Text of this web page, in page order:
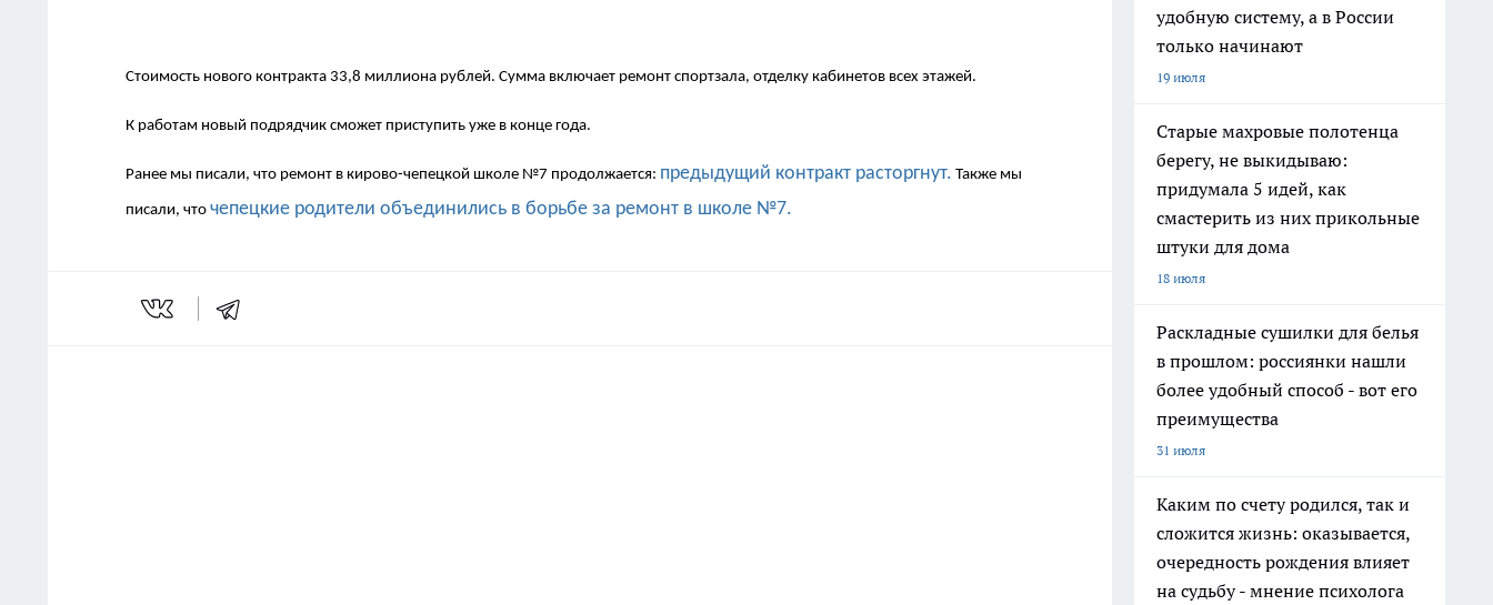
Стоимость нового контракта 33,8 миллиона рублей. Сумма включает ремонт спортзала, отделку кабинетов всех этажей.
К работам новый подрядчик сможет приступить уже в конце года.
Ранее мы писали, что ремонт в кирово-чепецкой школе №7 продолжается: предыдущий контракт расторгнут. Также мы
писали, что чепецкие родители объединились в борьбе за ремонт в школе №7.
удобную систему, а в России
только начинают
19 июля
Старые махровые полотенца
берегу, не выкидываю:
придумала 5 идей, как
смастерить из них прикольные
штуки для дома
18 июля
Раскладные сушилки для белья
в прошлом: россиянки нашли
более удобный способ - вот его
преимущества
31 июля
Каким по счету родился, так и
сложится жизнь: оказывается,
очередность рождения влияет
на судьбу - мнение психолога